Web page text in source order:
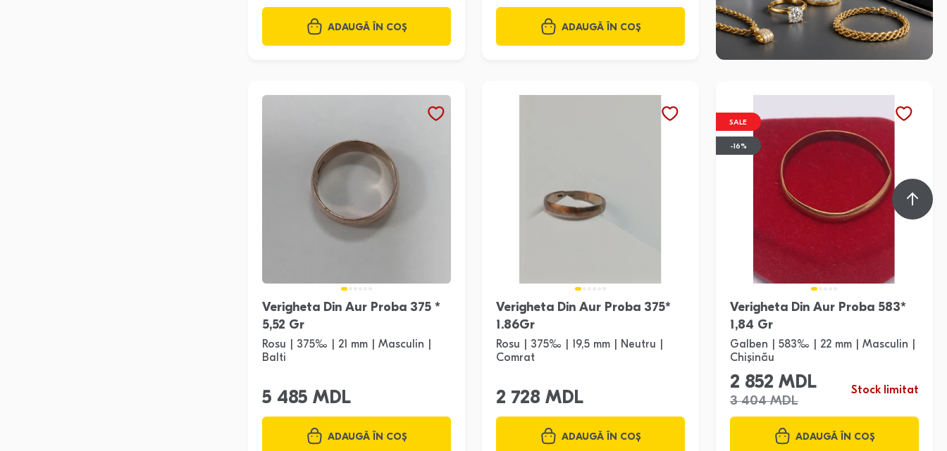
ADAUGĂ ÎN COȘ ADAUGĂ ÎN COȘ
Verigheta Din Aur Proba 375 *
5,52 Gr
Rosu | 375‰ | 21 mm | Masculin |
Balti
5 485 MDL
ADAUGĂ ÎN COȘ
Verigheta Din Aur Proba 375*
1.86Gr
Rosu | 375‰ | 19,5 mm | Neutru |
Comrat
2 728 MDL
ADAUGĂ ÎN COȘ
SALE
-16%
Verigheta Din Aur Proba 583*
1,84 Gr
Galben | 583‰ | 22 mm | Masculin |
Chișinău
2 852 MDL
3 404 MDL
Stock limitat
ADAUGĂ ÎN COȘ